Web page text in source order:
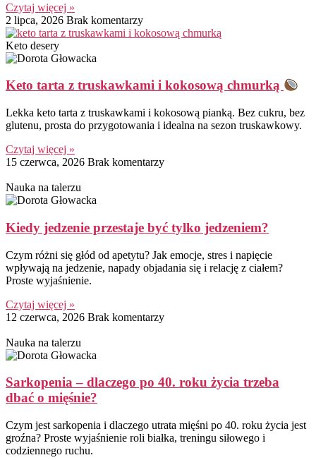
Czytaj więcej »
2 lipca, 2026 Brak komentarzy
Keto desery
Keto tarta z truskawkami i kokosową chmurką
Lekka keto tarta z truskawkami i kokosową pianką. Bez cukru, bez
glutenu, prosta do przygotowania i idealna na sezon truskawkowy.
Czytaj więcej »
15 czerwca, 2026 Brak komentarzy
Nauka na talerzu
Kiedy jedzenie przestaje być tylko jedzeniem?
Czym różni się głód od apetytu? Jak emocje, stres i napięcie
wpływają na jedzenie, napady objadania się i relację z ciałem?
Proste wyjaśnienie.
Czytaj więcej »
12 czerwca, 2026 Brak komentarzy
Nauka na talerzu
Sarkopenia – dlaczego po 40. roku życia trzeba
dbać o mięśnie?
Czym jest sarkopenia i dlaczego utrata mięśni po 40. roku życia jest
groźna? Proste wyjaśnienie roli białka, treningu siłowego i
codziennego ruchu.